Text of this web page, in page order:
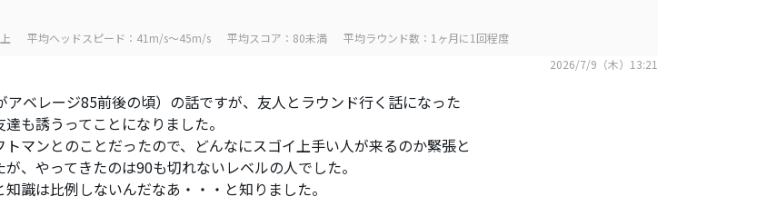
平均ヘッドスピード：41m/s～45m/s 平均スコア：80未満
平均ラウンド数：1ヶ月に1回程度
2026/7/9（木）13:21
アベレージ85前後の頃）の話ですが、友人とラウンド行く話になった
も誘うってことになりました。
トマンとのことだったので、どんなにスゴイ上手い人が来るのか緊張と
、やってきたのは90も切れないレベルの人でした。
識は比例しないんだなあ・・・と知りました。